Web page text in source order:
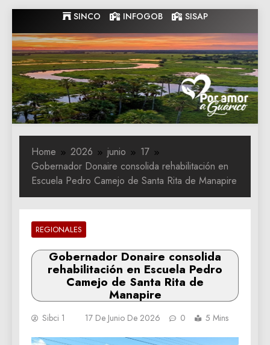
to
content
SINCO INFOGOB SISAP
Gobernacion
de Guarico
Gobernacion de Guarico
Home 2026 junio
17
‎Gobernador Donaire consolida rehabilitación en
Escuela Pedro Camejo de Santa Rita de Manapire
REGIONALES
‎Gobernador Donaire consolida
rehabilitación en Escuela Pedro
Camejo de Santa Rita de
Manapire
Sibci 1 17 De Junio De 2026 0 5 Mins